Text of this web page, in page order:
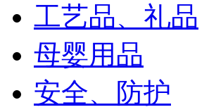
工艺品、礼品
母婴用品
安全、防护